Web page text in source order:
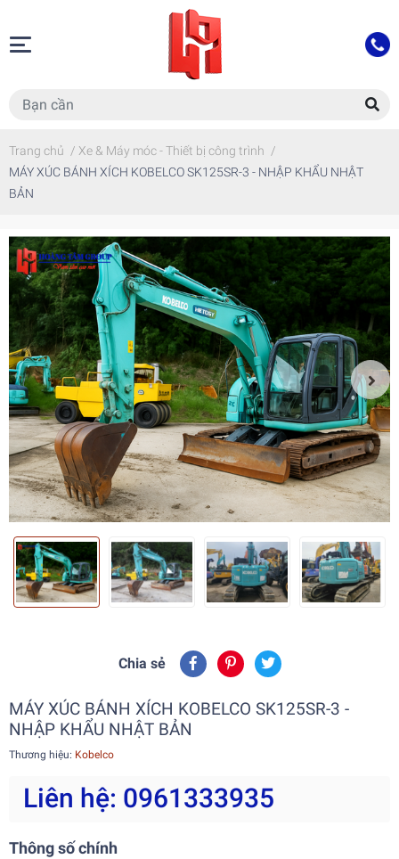
Trang chủ / Xe & Máy móc - Thiết bị công trình /
MÁY XÚC BÁNH XÍCH KOBELCO SK125SR-3 - NHẬP KHẨU NHẬT
BẢN
Chia sẻ
MÁY XÚC BÁNH XÍCH KOBELCO SK125SR-3 -
NHẬP KHẨU NHẬT BẢN
Thương hiệu: Kobelco
Liên hệ: 0961333935
Thông số chính